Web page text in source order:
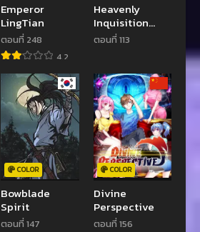
Emperor
LingTian
ตอนที่ 248
4.2
Heavenly
Inquisition
Sword
ตอนที่ 113
COLOR
Bowblade
Spirit
ตอนที่ 147
COLOR
Divine
Perspective
ตอนที่ 156